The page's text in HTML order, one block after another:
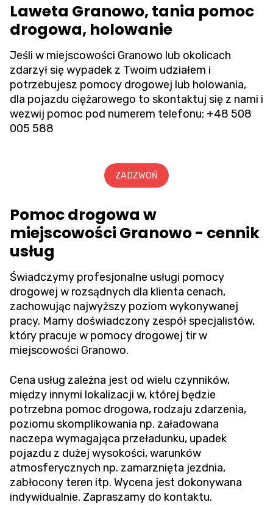
Laweta Granowo, tania pomoc
drogowa, holowanie
Jeśli w miejscowości Granowo lub okolicach
zdarzył się wypadek z Twoim udziałem i
potrzebujesz pomocy drogowej lub holowania,
dla pojazdu ciężarowego to skontaktuj się z nami i
wezwij pomoc pod numerem telefonu: +48 508
005 588
ZADZWOŃ
Pomoc drogowa w
miejscowości Granowo - cennik
usług
Świadczymy profesjonalne usługi pomocy
drogowej w rozsądnych dla klienta cenach,
zachowując najwyższy poziom wykonywanej
pracy. Mamy doświadczony zespół specjalistów,
który pracuje w pomocy drogowej tir w
miejscowości Granowo.
Cena usług zależna jest od wielu czynników,
między innymi lokalizacji w, której będzie
potrzebna pomoc drogowa, rodzaju zdarzenia,
poziomu skomplikowania np. załadowana
naczepa wymagająca przeładunku, upadek
pojazdu z dużej wysokości, warunków
atmosferycznych np. zamarznięta jezdnia,
zabłocony teren itp. Wycena jest dokonywana
indywidualnie. Zapraszamy do kontaktu.